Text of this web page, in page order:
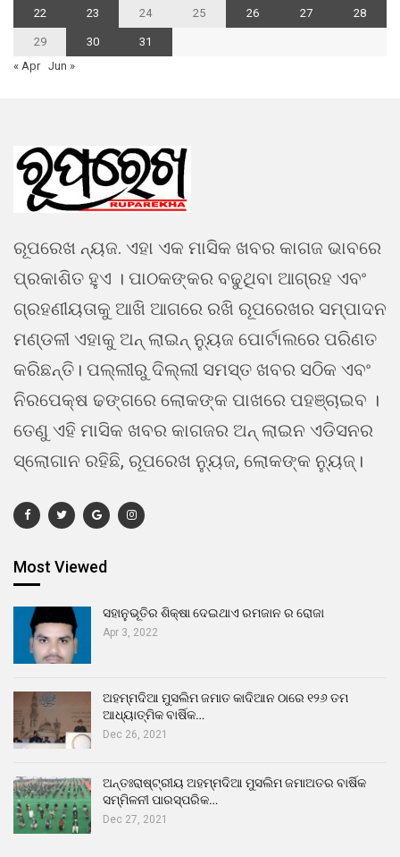
22 23 24 25 26 27 28
29 30
31
« Apr Jun »
ରୂପରେଖ ନ୍ୟଜ. ଏହା ଏକ ମାସିକ ଖବର କାଗଜ ଭାବରେ
ପ୍ରକାଶିତ ହୁଏ । ପାଠକଙ୍କର ବଢୁଥିବା ଆଗ୍ରହ ଏବଂ
ଗ୍ରହଣୀୟତାକୁ ଆଖି ଆଗରେ ରଖି ରୂପରେଖର ସମ୍ପାଦନ
ମଣ୍ଡଳୀ ଏହାକୁ ଅନ୍ ଲାଇନ୍ ନ୍ୟୁଜ ପୋର୍ଟାଲରେ ପରିଣତ
କରିଛନ୍ତି। ପଲ୍ଲୀରୁ ଦିଲ୍ଲୀ ସମସ୍ତ ଖବର ସଠିକ ଏବଂ
ନିରପେକ୍ଷ ଢଙ୍ଗରେ ଲୋକଙ୍କ ପାଖରେ ପହଞ୍ଚାଇବ ।
ତେଣୁ ଏହି ମାସିକ ଖବର କାଗଜର ଅନ୍ ଲାଇନ ଏଡିସନର
ସ୍ଲୋଗାନ ରହିଛି, ରୂପରେଖ ନ୍ୟୁଜ, ଲୋକଙ୍କ ନ୍ୟୁଜ୍।
Most Viewed
ସହାନୁଭୂତିର ଶିକ୍ଷା ଦେଇଥାଏ ରମଜାନ ର ରୋଜା
Apr 3, 2022
ଅହମ୍ମଦିଆ ମୁସଲିମ ଜମାତ କାଦିଆନ ଠାରେ ୧୨୬ ତମ
ଆଧ୍ୟାତ୍ମିକ ବାର୍ଷିକ…
Dec 26, 2021
ଅନ୍ତଃରାଷ୍ଟ୍ରୀୟ ଅହମ୍ମଦିଆ ମୁସଲିମ ଜମାଅତର ବାର୍ଷିକ
ସମ୍ମିଳନୀ ପାରସ୍ପରିକ…
Dec 27, 2021